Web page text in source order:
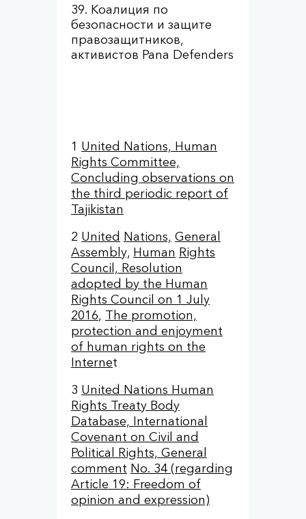
Коалиция по
безопасности и защите
правозащитников,
активистов Pana Defenders
1 United Nations, Human
Rights Committee,
Concluding observations on
the third periodic report of
Tajikistan
2 United Nations, General
Assembly, Human Rights
Council, Resolution
adopted by the Human
Rights Council on 1 July
2016, The promotion,
protection and enjoyment
of human rights on the
Internet
3 United Nations Human
Rights Treaty Body
Database, International
Covenant on Civil and
Political Rights, General
comment No. 34 (regarding
Article 19: Freedom of
opinion and expression)